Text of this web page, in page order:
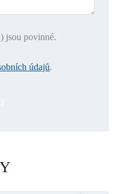
) jsou povinné.
údajů.